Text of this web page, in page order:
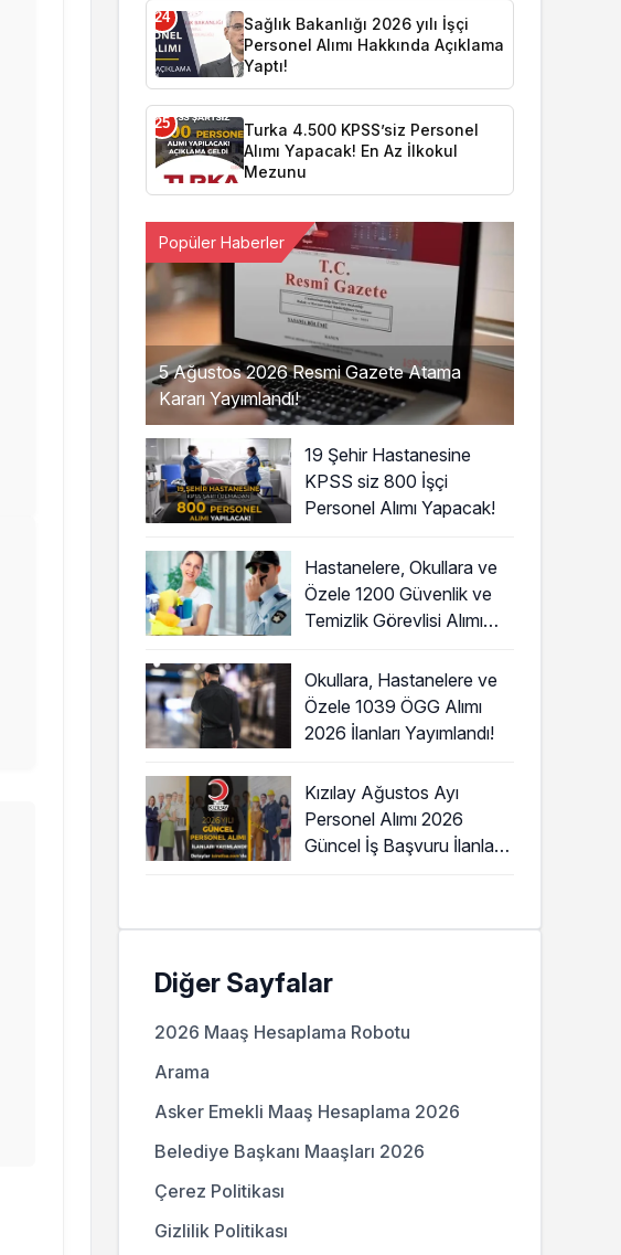
24
Sağlık Bakanlığı 2026 yılı İşçi
Personel Alımı Hakkında Açıklama
Yaptı!
25
Turka 4.500 KPSS’siz Personel
Alımı Yapacak! En Az İlkokul
Mezunu
5 Ağustos 2026 Resmi Gazete Atama
Kararı Yayımlandı!
Popüler Haberler
19 Şehir Hastanesine
KPSS siz 800 İşçi
Personel Alımı Yapacak!
Hastanelere, Okullara ve
Özele 1200 Güvenlik ve
Temizlik Görevlisi Alımı
Okullara, Hastanelere ve
Özele 1039 ÖGG Alımı
2026 İlanları Yayımlandı!
Kızılay Ağustos Ayı
Personel Alımı 2026
Güncel İş Başvuru İlanları
Diğer Sayfalar
2026 Maaş Hesaplama Robotu
Arama
Asker Emekli Maaş Hesaplama 2026
Belediye Başkanı Maaşları 2026
Çerez Politikası
Gizlilik Politikası